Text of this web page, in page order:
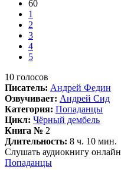
60
1
2
3
4
5
10 голосов
Писатель: Андрей Федин
Озвучивает: Андрей Сид
Категория: Попаданцы
Цикл: Чёрный дембель
Книга № 2
Длительность: 8 ч. 10 мин.
Слушать аудиокнигу онлайн
Попаданцы